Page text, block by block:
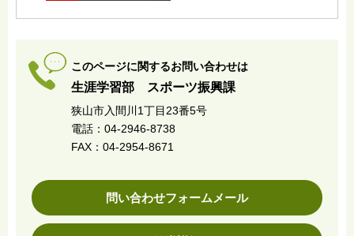
このページに関するお問い合わせは
生涯学習部 スポーツ振興課
狭山市入間川1丁目23番5号
電話：04-2946-8738
FAX：04-2954-8671
問い合わせフォームメール